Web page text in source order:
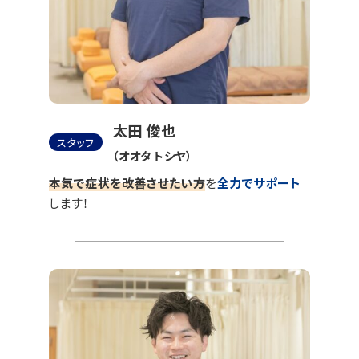
スタッフ
太田 俊也
（オオタ トシヤ）
本気で症状を改善させたい方を全力でサポート
します！